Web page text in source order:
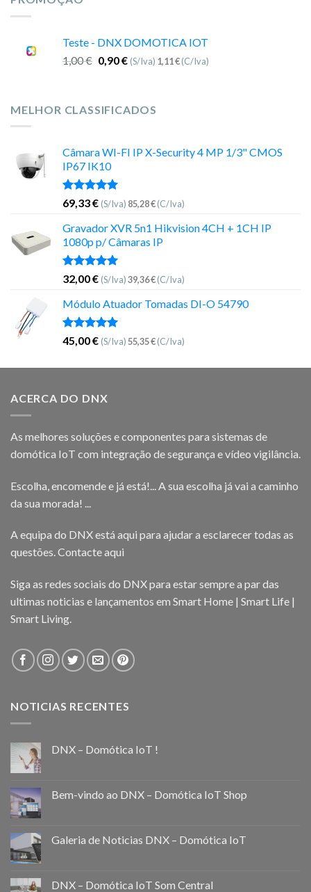
Teste - DNX DOMOTICA IOT
1,00€ 0,90€ (S/Iva) 1,11€(C/Iva)
MELHOR CLASSIFICADOS
Câmara WI-FI IP X-Security 4 MP 1/3" CMOS
IP67 IK10
Avaliação
5.00
de 5
69,33€ (S/Iva) 85,28€(C/Iva)
Gravador XVR 5n1 Hikvision 4CH + 1CH IP
1080p p/ Câmaras IP
Avaliação
5.00
de 5
32,00€ (S/Iva)39,36€(C/Iva)
Módulo Atuador Tomadas DI-O 54790
Avaliação
5.00
de 5
45,00€ (S/Iva)55,35€(C/Iva)
ACERCA DO DNX
As melhores soluções e componentes para sistemas de
domótica IoT com integração de segurança e vídeo vigilância.
Escolha, encomende e já está!... A sua escolha já vai a caminho
da sua morada! ...
A equipa do DNX está aqui para ajudar a esclarecer todas as
questões.Contacte aqui
Siga as redes sociais do DNX para estar sempre a par das
ultimas noticias e lançamentos em Smart Home | Smart Life |
Smart Living.
NOTICIAS RECENTES
DNX – Domótica IoT !
Bem-vindo ao DNX – Domótica IoT Shop
Galeria de Noticias DNX – Domótica IoT
DNX – Domótica IoT Som Central